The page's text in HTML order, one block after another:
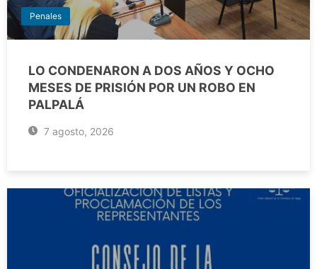
Penales
LO CONDENARON A DOS AÑOS Y OCHO
MESES DE PRISIÓN POR UN ROBO EN
PALPALÁ
7 agosto, 2026